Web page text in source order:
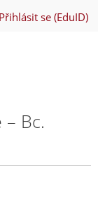
Přihlásit se (EduID)
Bc.